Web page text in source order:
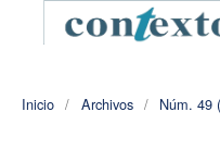
Inicio / Archivos / Núm. 49